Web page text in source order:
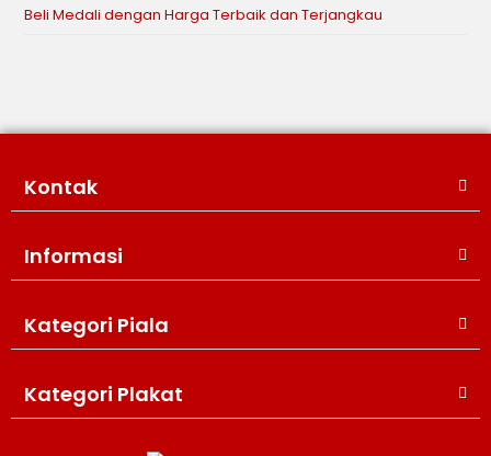
Beli Medali dengan Harga Terbaik dan Terjangkau
Kontak
Informasi
Kategori Piala
Kategori Plakat
Create The Impression